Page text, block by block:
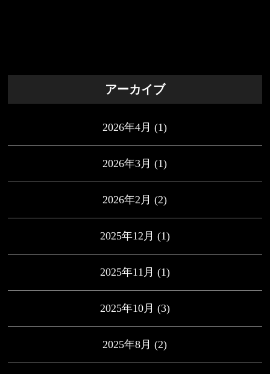
アーカイブ
2026年4月 (1)
2026年3月 (1)
2026年2月 (2)
2025年12月 (1)
2025年11月 (1)
2025年10月 (3)
2025年8月 (2)